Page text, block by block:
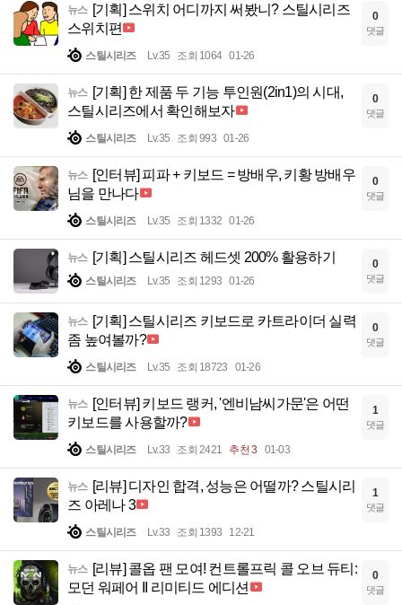
뉴스 [기획] 스위치 어디까지 써봤니? 스틸시리즈
스위치편
스틸시리즈 Lv.35 조회 1064 01-26
0
댓글
뉴스 [기획] 한 제품 두 기능 투인원(2in1)의 시대,
스틸시리즈에서 확인해보자
스틸시리즈 Lv.35 조회 993 01-26
0
댓글
뉴스 [인터뷰] 피파 + 키보드 = 방배우, 키황 방배우
님을 만나다
스틸시리즈 Lv.35 조회 1332 01-26
0
댓글
뉴스 [기획] 스틸시리즈 헤드셋 200% 활용하기
스틸시리즈 Lv.35 조회 1293 01-26
0
댓글
뉴스 [기획] 스틸시리즈 키보드로 카트라이더 실력
좀 높여볼까?
스틸시리즈 Lv.35 조회 18723 01-26
0
댓글
뉴스 [인터뷰] 키보드 랭커, '엔비남씨가문'은 어떤
키보드를 사용할까?
스틸시리즈 Lv.33 조회 2421 추천 3 01-03
1
댓글
뉴스 [리뷰] 디자인 합격, 성능은 어떨까? 스틸시리
즈 아레나 3
스틸시리즈 Lv.33 조회 1393 12-21
1
댓글
뉴스 [리뷰] 콜옵 팬 모여! 컨트롤프릭 콜 오브 듀티:
모던 워페어 II 리미티드 에디션
0
댓글